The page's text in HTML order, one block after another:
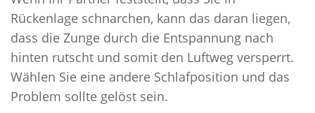
Rückenlage schnarchen, kann das daran liegen,
dass die Zunge durch die Entspannung nach
hinten rutscht und somit den Luftweg versperrt.
Wählen Sie eine andere Schlafposition und das
Problem sollte gelöst sein.